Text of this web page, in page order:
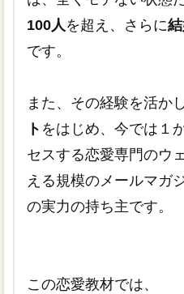
100人を超え、さらに
です。
また、その経験を活かし
ト をはじめ、今では１
セスする恋愛専門のウ
える規模のメールマガ
の実力の持ち主です。
この恋愛教材では、